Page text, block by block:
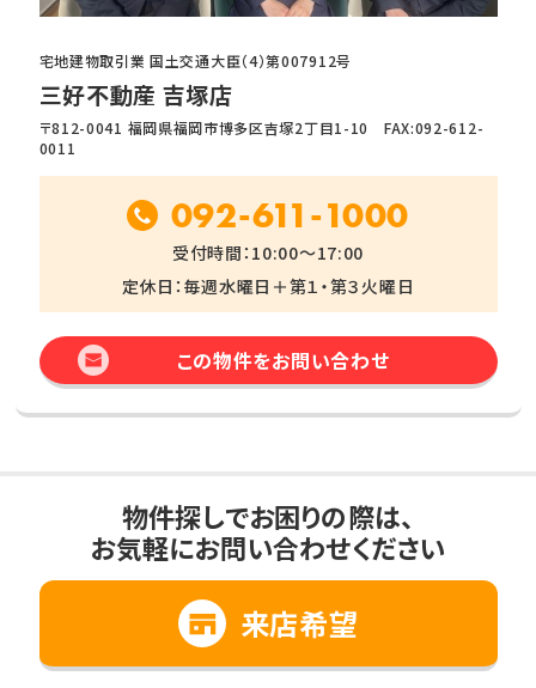
宅地建物取引業 国土交通大臣（4）第007912号
三好不動産 吉塚店
〒812-0041 福岡県福岡市博多区吉塚2丁目1-10 FAX:092-612-
0011
092-611-1000
受付時間：10:00～17:00
定休日：毎週水曜日＋第１・第３火曜日
この物件をお問い合わせ
物件探しでお困りの際は、
お気軽にお問い合わせください
来店希望